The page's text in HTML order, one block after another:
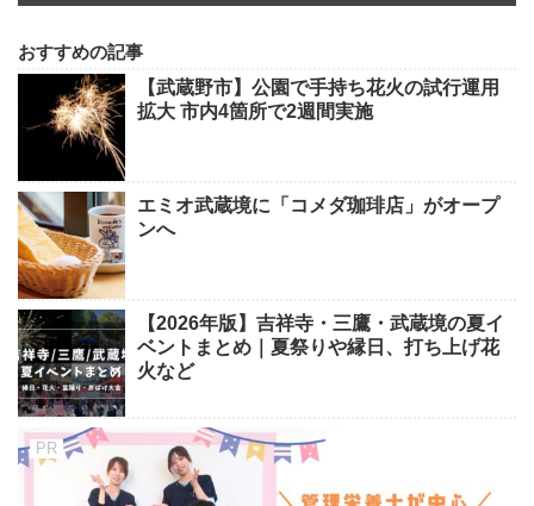
おすすめの記事
【武蔵野市】公園で手持ち花火の試行運用
拡大 市内4箇所で2週間実施
エミオ武蔵境に「コメダ珈琲店」がオープ
ンへ
【2026年版】吉祥寺・三鷹・武蔵境の夏イ
ベントまとめ｜夏祭りや縁日、打ち上げ花
火など